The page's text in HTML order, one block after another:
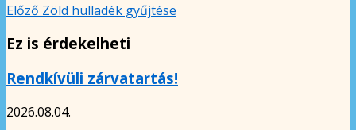
Előző Zöld hulladék gyűjtése
Ez is érdekelheti
Rendkívüli zárvatartás!
2026.08.04.